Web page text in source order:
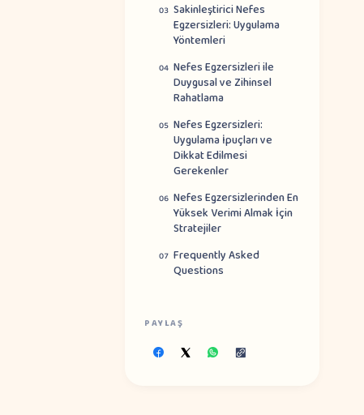
03 Sakinleştirici Nefes
Egzersizleri: Uygulama
Yöntemleri
04 Nefes Egzersizleri ile
Duygusal ve Zihinsel
Rahatlama
05 Nefes Egzersizleri:
Uygulama İpuçları ve
Dikkat Edilmesi
Gerekenler
06 Nefes Egzersizlerinden En
Yüksek Verimi Almak İçin
Stratejiler
07 Frequently Asked
Questions
PAYLAŞ